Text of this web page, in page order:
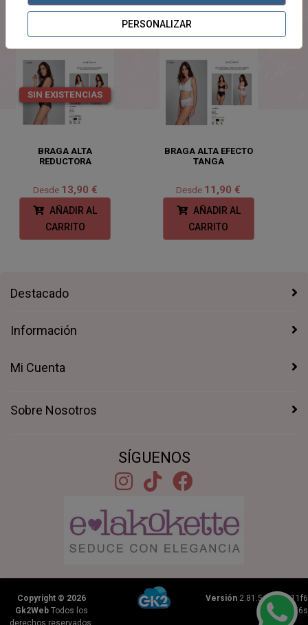
PRODUCTOSRELACIONADOS
SIN EXISTENCIAS
BRAGA ALTA
REDUCTORA
Desde 13,90 €
AÑADIR AL
CARRITO
BRAGA ALTA EFECTO
TANGA
Desde 11,90 €
AÑADIR AL
CARRITO
Destacado
Información
Mi Cuenta
Sobre Nosotros
SÍGUENOS
Copyright © 2026
Gk2WebTodos los
derechos reservados.
Versión2.81.5+1b46211f6
0.2156s
PERSONALIZAR